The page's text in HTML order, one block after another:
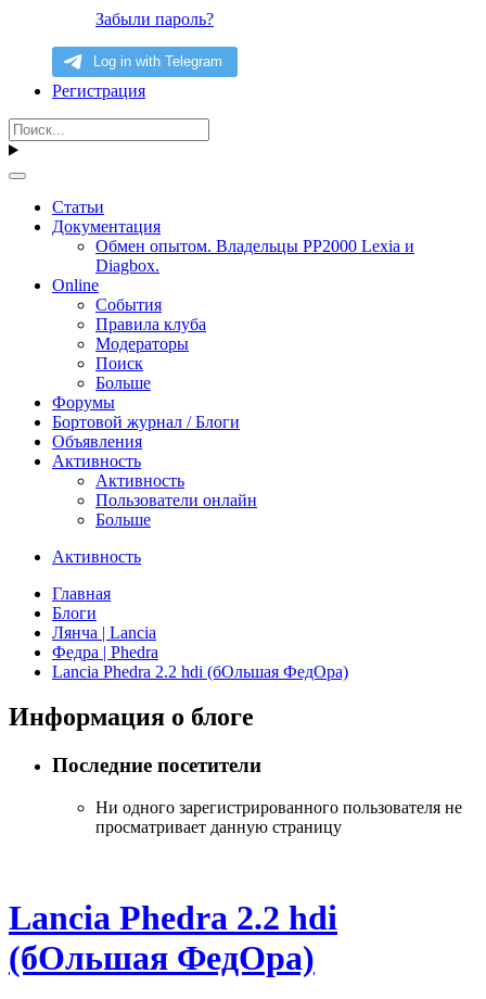
Забыли пароль?
Регистрация
Статьи
Документация
Обмен опытом. Владельцы PP2000 Lexia и
Diagbox.
Online
События
Правила клуба
Модераторы
Поиск
Больше
Форумы
Бортовой журнал / Блоги
Объявления
Активность
Активность
Пользователи онлайн
Больше
Активность
Главная
Блоги
Лянча | Lancia
Федра | Phedra
Lancia Phedra 2.2 hdi (бОльшая ФедОра)
Информация о блоге
Последние посетители
Ни одного зарегистрированного пользователя не
просматривает данную страницу
Lancia Phedra 2.2 hdi
(бОльшая ФедОра)